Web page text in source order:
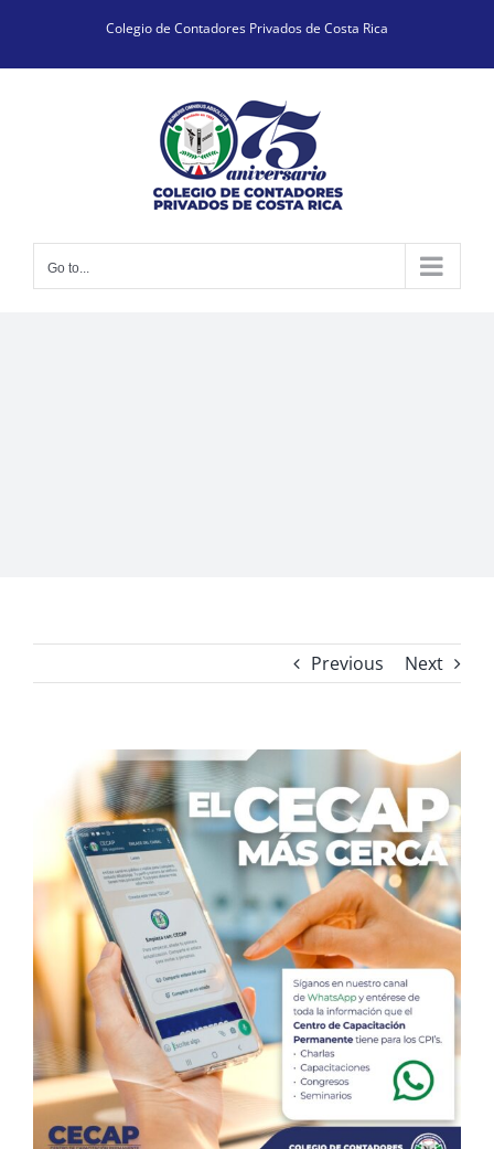
content
Colegio de Contadores Privados de Costa Rica
Go to...
Previous Next
Larger
Image